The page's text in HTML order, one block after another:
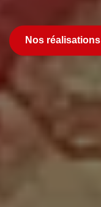
Nos réalisations